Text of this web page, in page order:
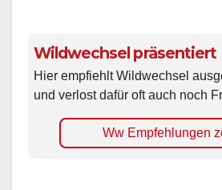
Wildwechsel präsentiert
Hier empfiehlt Wildwechsel
und verlost dafür oft auch noch
Ww Empfehlungen